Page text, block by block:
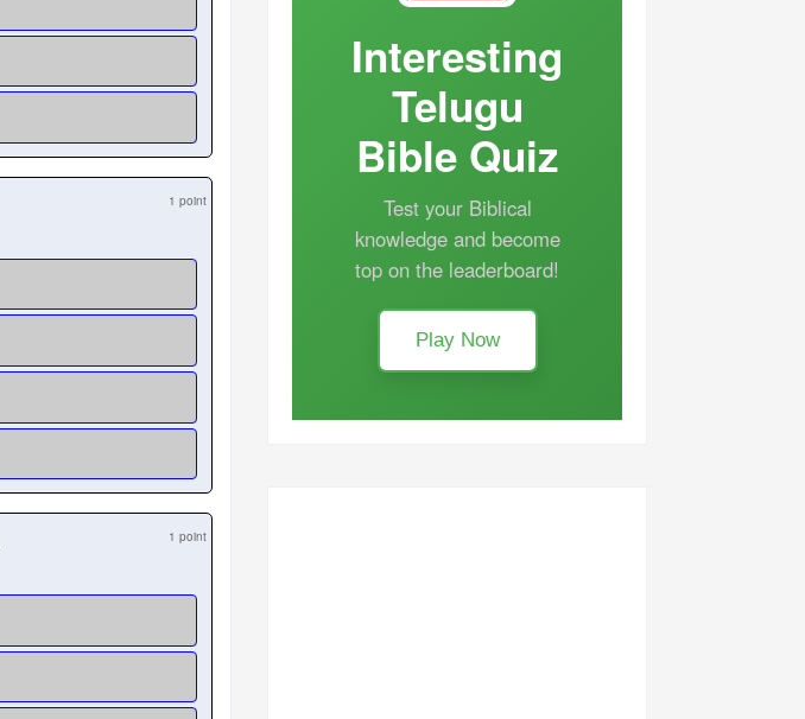
1 point
1 point
Interesting
Telugu
Bible Quiz
Test your Biblical
knowledge and become
top on the leaderboard!
Play Now